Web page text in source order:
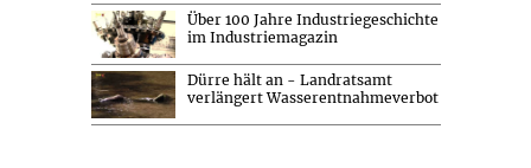
Über 100 Jahre Industriegeschichte
im Industriemagazin
Dürre hält an - Landratsamt
verlängert Wasserentnahmeverbot